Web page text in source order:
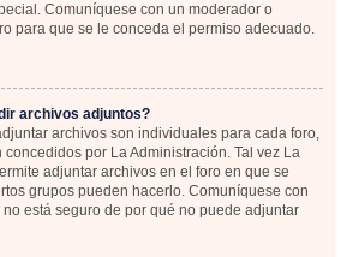
Comuníquese con un moderador o
para que se le conceda el permiso adecuado.
archivos adjuntos?
archivos son individuales para cada foro,
por La Administración. Tal vez La
adjuntar archivos en el foro en que se
grupos pueden hacerlo. Comuníquese con
no está seguro de por qué no puede adjuntar